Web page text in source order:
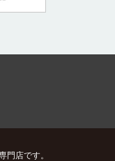
門店です。